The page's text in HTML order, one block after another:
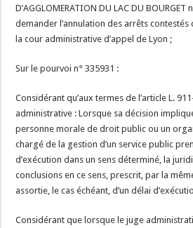
D’AGGLOMERATION DU LAC DU BOURGET
demander l’annulation des arrêts
la cour administrative d’appel de Lyon ;
Sur le pourvoi n° 335931 :
Considérant qu’aux termes de l’article L.
administrative : Lorsque sa décision
personne morale de droit public ou un
chargé de la gestion d’un service public
d’exécution dans un sens déterminé, la
conclusions en ce sens, prescrit, par la
assortie, le cas échéant, d’un délai
Considérant que lorsque le juge